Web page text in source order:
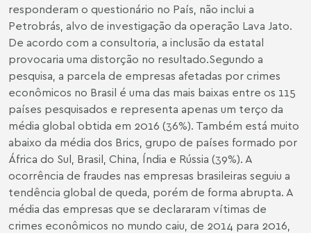
responderam o questionário no País, não inclui a
Petrobrás, alvo de investigação da operação Lava Jato.
De acordo com a consultoria, a inclusão da estatal
provocaria uma distorção no resultado.Segundo a
pesquisa, a parcela de empresas afetadas por crimes
econômicos no Brasil é uma das mais baixas entre os 115
países pesquisados e representa apenas um terço da
média global obtida em 2016 (36%). Também está muito
abaixo da média dos Brics, grupo de países formado por
África do Sul, Brasil, China, Índia e Rússia (39%). A
ocorrência de fraudes nas empresas brasileiras seguiu a
tendência global de queda, porém de forma abrupta. A
média das empresas que se declararam vítimas de
crimes econômicos no mundo caiu, de 2014 para 2016,